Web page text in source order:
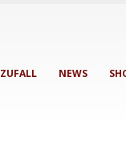
ZUFALL NEWS